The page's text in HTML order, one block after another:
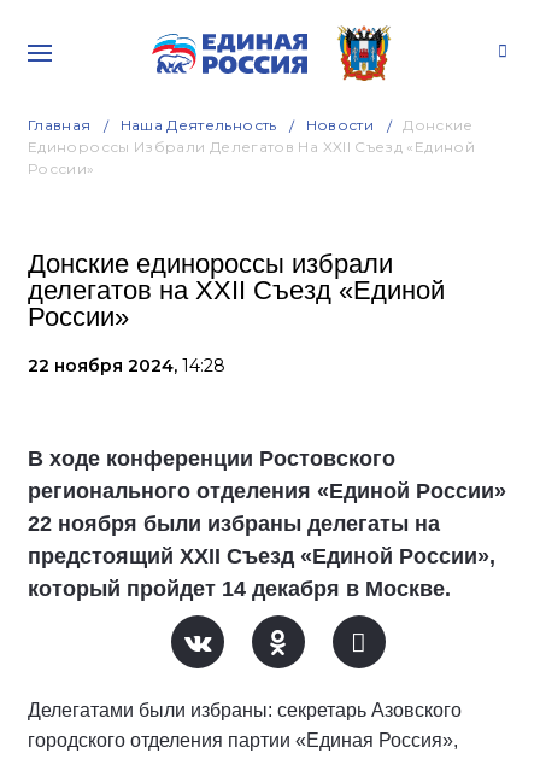
Главная Наша Деятельность Новости
Донские
Единороссы Избрали Делегатов На XXII Съезд «Единой
России»
Донские единороссы избрали
делегатов на XXII Съезд «Единой
России»
22 ноября 2024, 14:28
В ходе конференции Ростовского
регионального отделения «Единой России»
22 ноября были избраны делегаты на
предстоящий XXII Съезд «Единой России»,
который пройдет 14 декабря в Москве.
Делегатами были избраны: секретарь Азовского
городского отделения партии «Единая Россия»,